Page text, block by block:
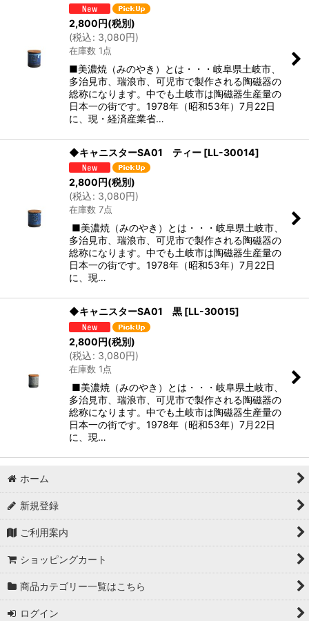
2,800円(税別)
(税込: 3,080円)
在庫数 1点
■美濃焼（みのやき）とは・・・岐阜県土岐市、
多治見市、瑞浪市、可児市で製作される陶磁器の
総称になります。中でも土岐市は陶磁器生産量の
日本一の街です。1978年（昭和53年）7月22日
に、現・経済産業省…
◆キャニスターSA01 ティー [LL-30014]
2,800円(税別)
(税込: 3,080円)
在庫数 7点
■美濃焼（みのやき）とは・・・岐阜県土岐市、
多治見市、瑞浪市、可児市で製作される陶磁器の
総称になります。中でも土岐市は陶磁器生産量の
日本一の街です。1978年（昭和53年）7月22日
に、現…
◆キャニスターSA01 黒 [LL-30015]
2,800円(税別)
(税込: 3,080円)
在庫数 1点
■美濃焼（みのやき）とは・・・岐阜県土岐市、
多治見市、瑞浪市、可児市で製作される陶磁器の
総称になります。中でも土岐市は陶磁器生産量の
日本一の街です。1978年（昭和53年）7月22日
に、現…
ホーム
新規登録
ご利用案内
ショッピングカート
商品カテゴリー一覧はこちら
ログイン